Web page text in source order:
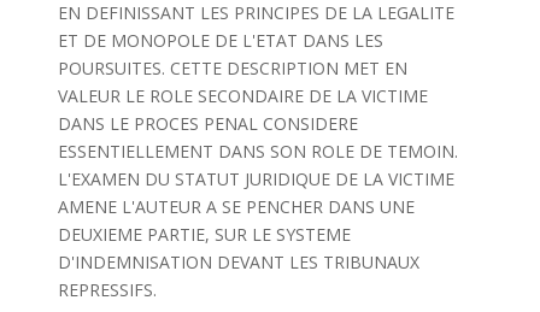
EN DEFINISSANT LES PRINCIPES DE LA LEGALITE
ET DE MONOPOLE DE L'ETAT DANS LES
POURSUITES. CETTE DESCRIPTION MET EN
VALEUR LE ROLE SECONDAIRE DE LA VICTIME
DANS LE PROCES PENAL CONSIDERE
ESSENTIELLEMENT DANS SON ROLE DE TEMOIN.
L'EXAMEN DU STATUT JURIDIQUE DE LA VICTIME
AMENE L'AUTEUR A SE PENCHER DANS UNE
DEUXIEME PARTIE, SUR LE SYSTEME
D'INDEMNISATION DEVANT LES TRIBUNAUX
REPRESSIFS.